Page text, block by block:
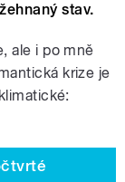
stav.
ale i po mně
krize je